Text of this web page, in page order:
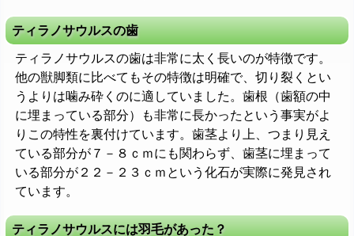
ティラノサウルスの歯
ティラノサウルスの歯は非常に太く長いのが特徴です。
他の獣脚類に比べてもその特徴は明確で、切り裂くとい
うよりは噛み砕くのに適していました。歯根（歯額の中
に埋まっている部分）も非常に長かったという事実がよ
りこの特性を裏付けています。歯茎より上、つまり見え
ている部分が７－８ｃｍにも関わらず、歯茎に埋まって
いる部分が２２－２３ｃｍという化石が実際に発見され
ています。
ティラノサウルスには羽毛があった？